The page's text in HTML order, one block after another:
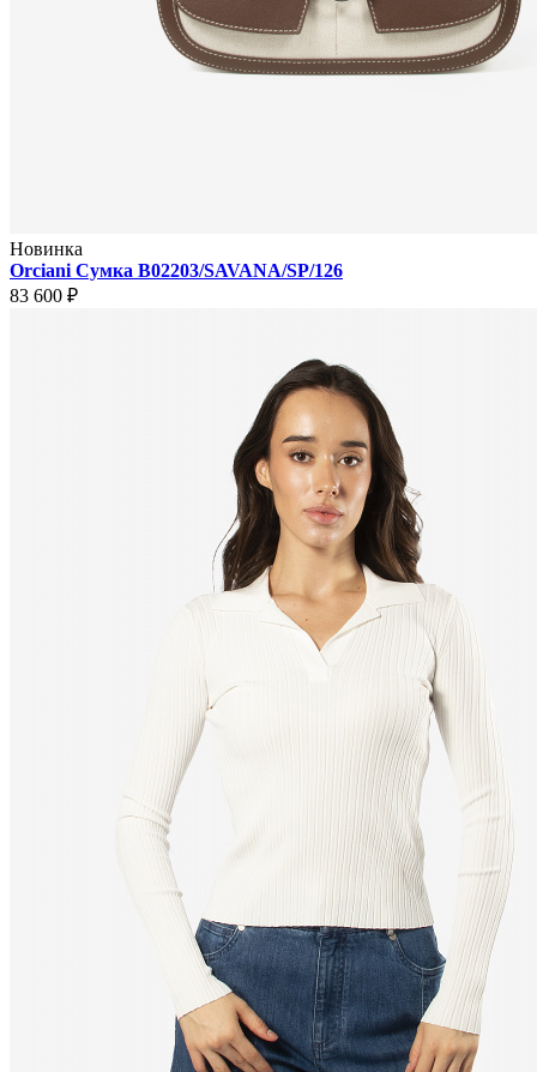
Новинка
Orciani Сумка B02203/SAVANA/SP/126
83 600 ₽